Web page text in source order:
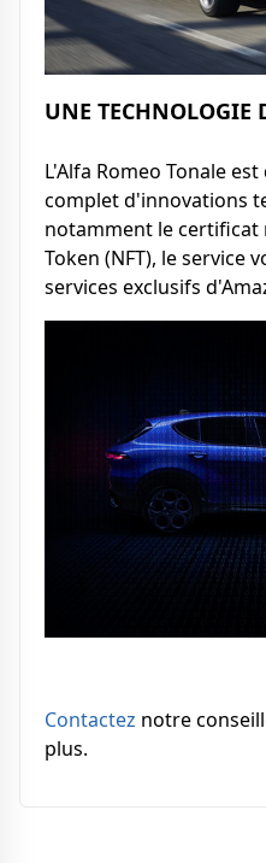
UNE TECHNOLOGIE
L'Alfa Romeo Tonale
complet d'innovations
notamment le certificat
Token (NFT), le service
services exclusifs
Contactez notre
plus.